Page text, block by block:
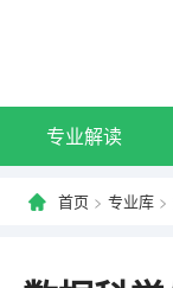
专业解读
首页 > 专业库 >